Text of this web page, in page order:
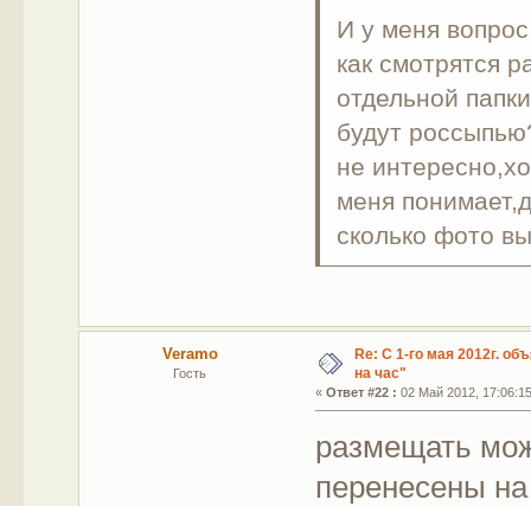
И у меня
как смотрятся
отдельной
будут
не
меня
сколько фото
Veramo
Гость
Re: С 1-го мая 2012г.
на час"
«Ответ #22 : 02 Май 2012,
размещать
перенесены